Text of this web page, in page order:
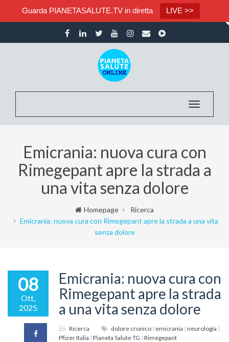
Guarda PIANETASALUTE.TV in diretta LIVE >>
Toggle
Emicrania: nuova cura con
Rimegepant apre la strada a
una vita senza dolore
Homepage
Ricerca
Emicrania: nuova cura con Rimegepant apre la strada a una vita
senza dolore
08
Ott,
2025
Emicrania: nuova cura con
Rimegepant apre la strada
a una vita senza dolore
Ricerca dolore cronico | emicrania | neurologia |
Pfizer Italia | Pianeta Salute TG | Rimegepant